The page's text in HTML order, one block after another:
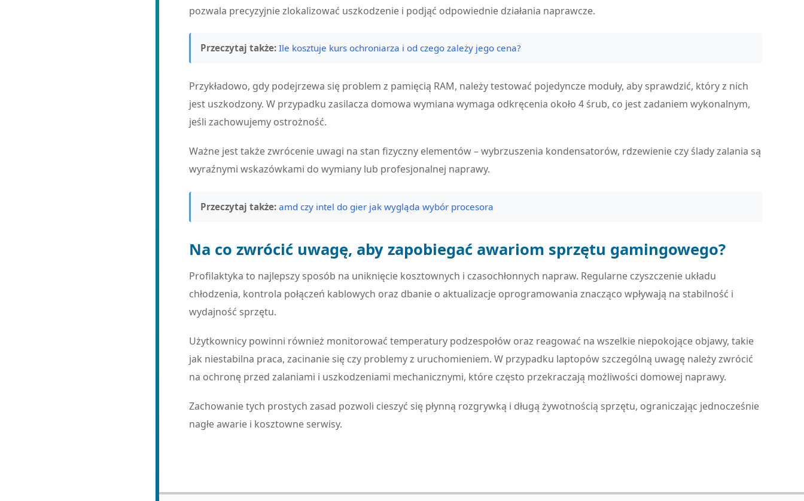
pozwala precyzyjnie zlokalizować uszkodzenie i podjąć odpowiednie działania naprawcze.
Przeczytaj także: Ile kosztuje kurs ochroniarza i od czego zależy jego cena?
Przykładowo, gdy podejrzewa się problem z pamięcią RAM, należy testować pojedyncze moduły, aby sprawdzić, który z nich
jest uszkodzony. W przypadku zasilacza domowa wymiana wymaga odkręcenia około 4 śrub, co jest zadaniem wykonalnym,
jeśli zachowujemy ostrożność.
Ważne jest także zwrócenie uwagi na stan fizyczny elementów – wybrzuszenia kondensatorów, rdzewienie czy ślady zalania są
wyraźnymi wskazówkami do wymiany lub profesjonalnej naprawy.
Przeczytaj także: amd czy intel do gier jak wygląda wybór procesora
Na co zwrócić uwagę, aby zapobiegać awariom sprzętu gamingowego?
Profilaktyka to najlepszy sposób na uniknięcie kosztownych i czasochłonnych napraw. Regularne czyszczenie układu
chłodzenia, kontrola połączeń kablowych oraz dbanie o aktualizacje oprogramowania znacząco wpływają na stabilność i
wydajność sprzętu.
Użytkownicy powinni również monitorować temperatury podzespołów oraz reagować na wszelkie niepokojące objawy, takie
jak niestabilna praca, zacinanie się czy problemy z uruchomieniem. W przypadku laptopów szczególną uwagę należy zwrócić
na ochronę przed zalaniami i uszkodzeniami mechanicznymi, które często przekraczają możliwości domowej naprawy.
Zachowanie tych prostych zasad pozwoli cieszyć się płynną rozgrywką i długą żywotnością sprzętu, ograniczając jednocześnie
nagłe awarie i kosztowne serwisy.